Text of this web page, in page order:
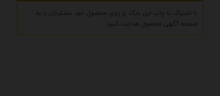
با اشتراک یا چاپ این بارکد بر روی محصول خود مشتریان را به
صفحه آگهی محصول هدایت کنید